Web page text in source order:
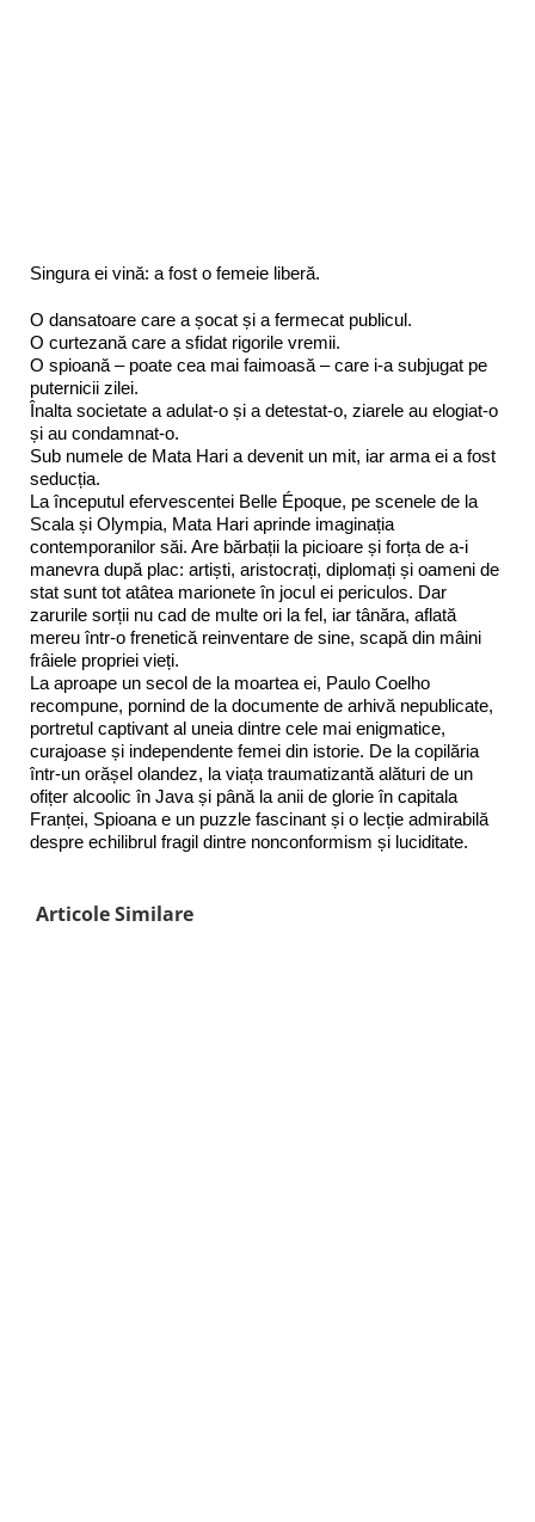
Singura ei vină: a fost o femeie liberă.
O dansatoare care a șocat și a fermecat publicul.
O curtezană care a sfidat rigorile vremii.
O spioană – poate cea mai faimoasă – care i-a subjugat pe
puternicii zilei.
Înalta societate a adulat-o și a detestat-o, ziarele au elogiat-o
și au condamnat-o.
Sub numele de Mata Hari a devenit un mit, iar arma ei a fost
seducția.
La începutul efervescentei Belle Époque, pe scenele de la
Scala și Olympia, Mata Hari aprinde imaginația
contemporanilor săi. Are bărbații la picioare și forța de a-i
manevra după plac: artiști, aristocrați, diplomați și oameni de
stat sunt tot atâtea marionete în jocul ei periculos. Dar
zarurile sorții nu cad de multe ori la fel, iar tânăra, aflată
mereu într-o frenetică reinventare de sine, scapă din mâini
frâiele propriei vieți.
La aproape un secol de la moartea ei, Paulo Coelho
recompune, pornind de la documente de arhivă nepublicate,
portretul captivant al uneia dintre cele mai enigmatice,
curajoase și independente femei din istorie. De la copilăria
într-un orășel olandez, la viața traumatizantă alături de un
ofițer alcoolic în Java și până la anii de glorie în capitala
Franței, Spioana e un puzzle fascinant și o lecție admirabilă
despre echilibrul fragil dintre nonconformism și luciditate.
Articole Similare